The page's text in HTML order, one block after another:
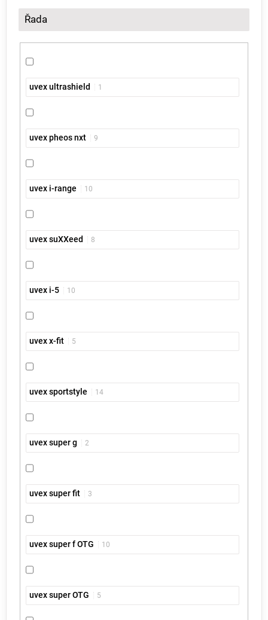
Řada
uvex ultrashield 1
uvex pheos nxt 9
uvex i-range 10
uvex suXXeed 8
uvex i-5 10
uvex x-fit 5
uvex sportstyle 14
uvex super g 2
uvex super fit 3
uvex super f OTG 10
uvex super OTG 5